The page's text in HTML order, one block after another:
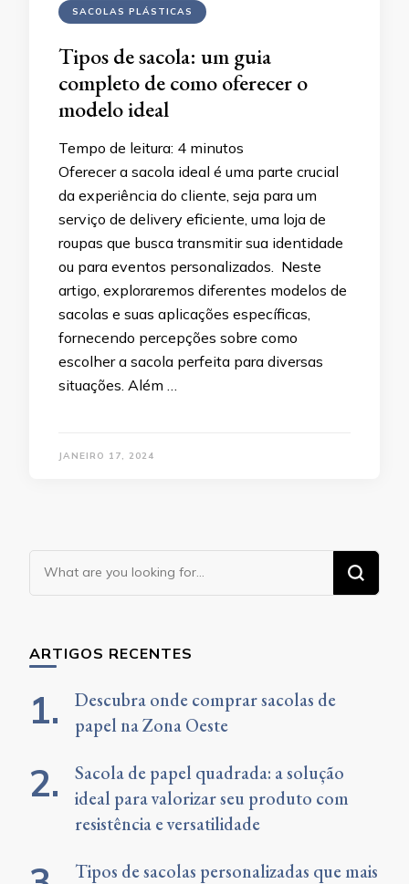
SACOLAS PLÁSTICAS
Tipos de sacola: um guia
completo de como oferecer o
modelo ideal
Tempo de leitura: 4 minutos
Oferecer a sacola ideal é uma parte crucial
da experiência do cliente, seja para um
serviço de delivery eficiente, uma loja de
roupas que busca transmitir sua identidade
ou para eventos personalizados. Neste
artigo, exploraremos diferentes modelos de
sacolas e suas aplicações específicas,
fornecendo percepções sobre como
escolher a sacola perfeita para diversas
situações. Além …
JANEIRO 17, 2024
Looking
for
ARTIGOS RECENTES
Descubra onde comprar sacolas de
papel na Zona Oeste
Sacola de papel quadrada: a solução
ideal para valorizar seu produto com
resistência e versatilidade
Tipos de sacolas personalizadas que mais